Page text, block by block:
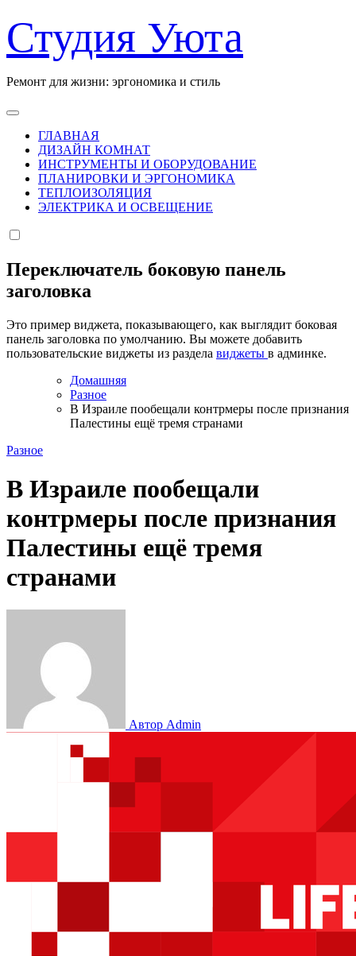
к
содержанию
Студия Уюта
Ремонт для жизни: эргономика и стиль
ГЛАВНАЯ
ДИЗАЙН КОМНАТ
ИНСТРУМЕНТЫ И ОБОРУДОВАНИЕ
ПЛАНИРОВКИ И ЭРГОНОМИКА
ТЕПЛОИЗОЛЯЦИЯ
ЭЛЕКТРИКА И ОСВЕЩЕНИЕ
Переключатель боковую панель
заголовка
Это пример виджета, показывающего, как выглядит боковая
панель заголовка по умолчанию. Вы можете добавить
пользовательские виджеты из раздела виджеты в админке.
Домашняя
Разное
В Израиле пообещали контрмеры после признания
Палестины ещё тремя странами
Разное
В Израиле пообещали
контрмеры после признания
Палестины ещё тремя
странами
Автор Admin